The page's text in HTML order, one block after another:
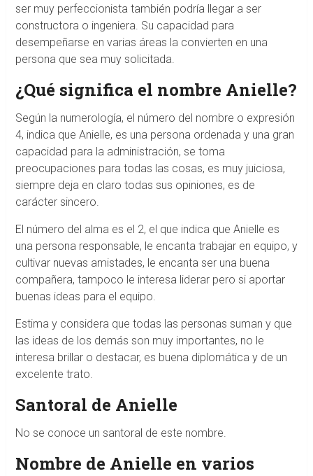
ser muy perfeccionista también podría llegar a ser
constructora o ingeniera. Su capacidad para
desempeñarse en varias áreas la convierten en una
persona que sea muy solicitada.
¿Qué significa el nombre Anielle?
Según la numerología, el número del nombre o expresión
4, indica que Anielle, es una persona ordenada y una gran
capacidad para la administración, se toma
preocupaciones para todas las cosas, es muy juiciosa,
siempre deja en claro todas sus opiniones, es de
carácter sincero.
El número del alma es el 2, el que indica que Anielle es
una persona responsable, le encanta trabajar en equipo, y
cultivar nuevas amistades, le encanta ser una buena
compañera, tampoco le interesa liderar pero si aportar
buenas ideas para el equipo.
Estima y considera que todas las personas suman y que
las ideas de los demás son muy importantes, no le
interesa brillar o destacar, es buena diplomática y de un
excelente trato.
Santoral de Anielle
No se conoce un santoral de este nombre.
Nombre de Anielle en varios